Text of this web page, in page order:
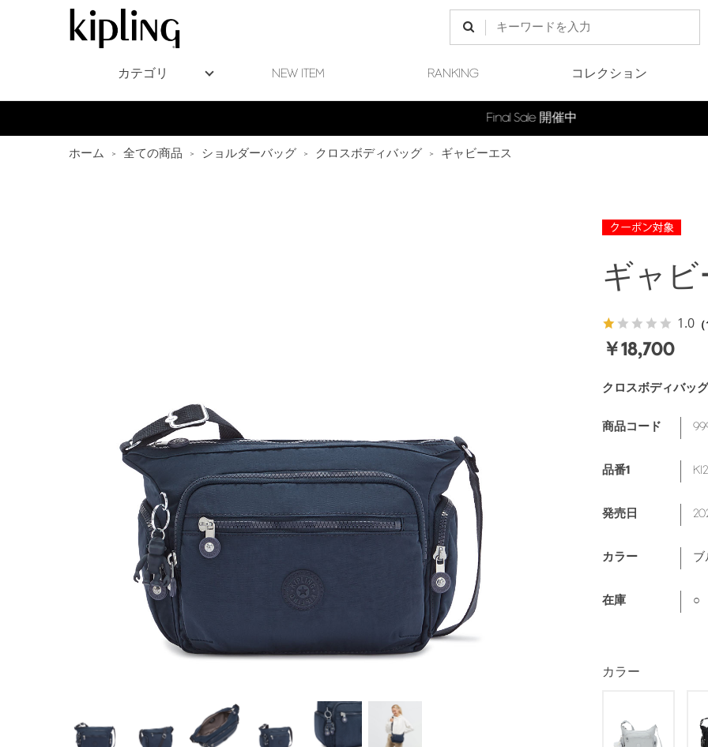
カテゴリ NEW ITEM RANKING コレクション
Final Sale 開催中
ホーム > 全ての商品 > ショルダーバッグ > クロスボディバッグ > ギャビーエス
クロスボディバッグ
ギャビ
1.0
￥18,700
商品コード
品番1
発売日
カラー ブ
在庫 ○
カラー